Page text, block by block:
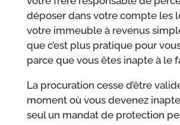
déposer dans votre compte les
votre immeuble à revenus
que c’est plus pratique pour
parce que vous êtes inapte à le
La procuration cesse d’être
moment où vous devenez
seul un mandat de protection